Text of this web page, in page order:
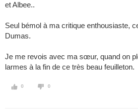
et Albee..
Seul bémol à ma critique enthousiaste,
Dumas.
Je me revois avec ma sœur, quand on
larmes à la fin de ce très beau feuilleton.
0 0